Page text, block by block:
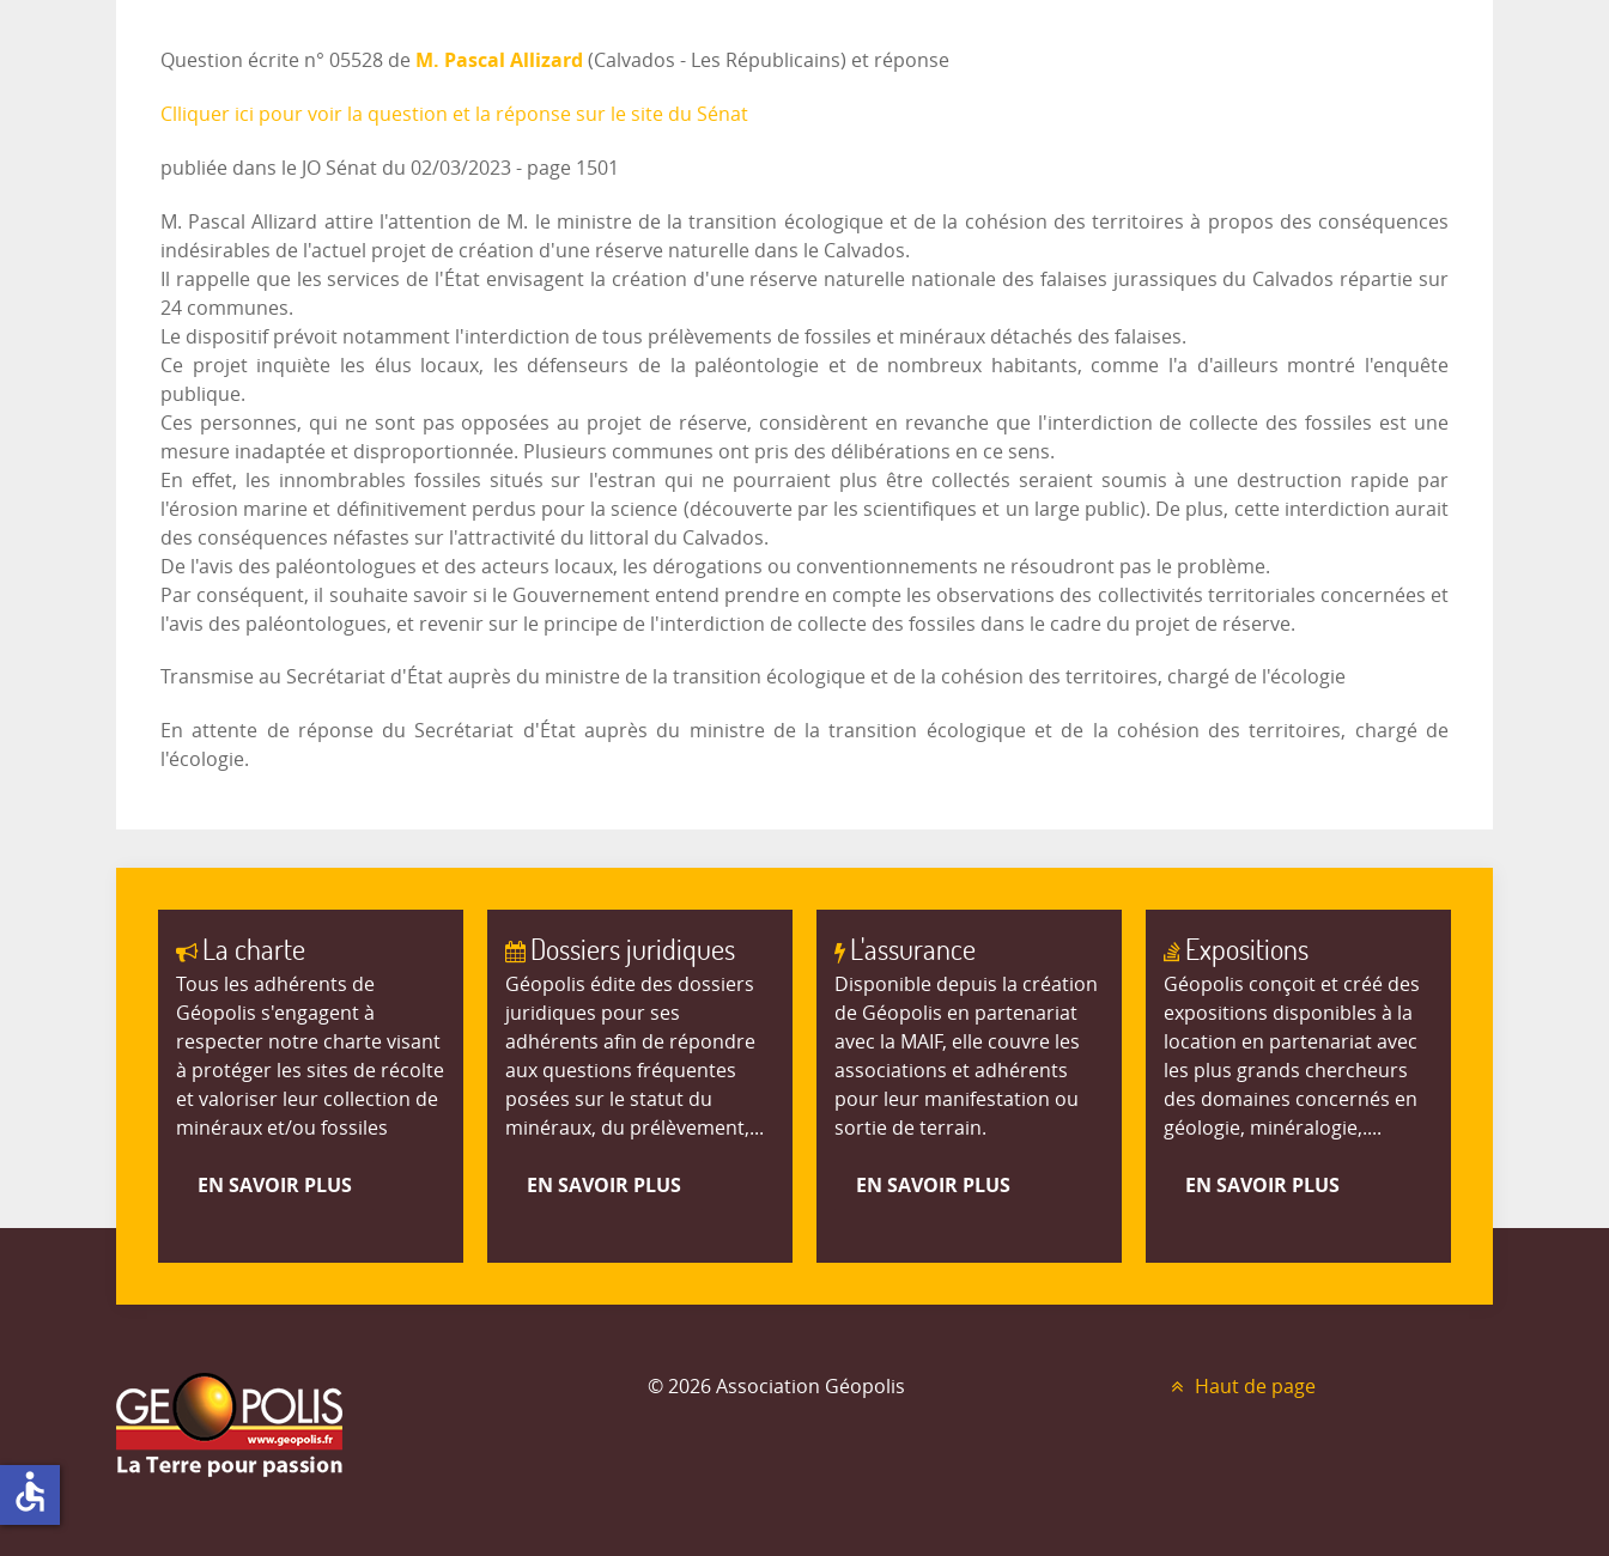
Question écrite n° 05528 de M. Pascal Allizard (Calvados - Les Républicains) et réponse
Clliquer ici pour voir la question et la réponse sur le site du Sénat
publiée dans le JO Sénat du 02/03/2023 - page 1501
M. Pascal Allizard attire l'attention de M. le ministre de la transition écologique et de la cohésion des territoires à propos des conséquences
indésirables de l'actuel projet de création d'une réserve naturelle dans le Calvados.
Il rappelle que les services de l'État envisagent la création d'une réserve naturelle nationale des falaises jurassiques du Calvados répartie sur
24 communes.
Le dispositif prévoit notamment l'interdiction de tous prélèvements de fossiles et minéraux détachés des falaises.
Ce projet inquiète les élus locaux, les défenseurs de la paléontologie et de nombreux habitants, comme l'a d'ailleurs montré l'enquête
publique.
Ces personnes, qui ne sont pas opposées au projet de réserve, considèrent en revanche que l'interdiction de collecte des fossiles est une
mesure inadaptée et disproportionnée. Plusieurs communes ont pris des délibérations en ce sens.
En effet, les innombrables fossiles situés sur l'estran qui ne pourraient plus être collectés seraient soumis à une destruction rapide par
l'érosion marine et définitivement perdus pour la science (découverte par les scientifiques et un large public). De plus, cette interdiction aurait
des conséquences néfastes sur l'attractivité du littoral du Calvados.
De l'avis des paléontologues et des acteurs locaux, les dérogations ou conventionnements ne résoudront pas le problème.
Par conséquent, il souhaite savoir si le Gouvernement entend prendre en compte les observations des collectivités territoriales concernées et
l'avis des paléontologues, et revenir sur le principe de l'interdiction de collecte des fossiles dans le cadre du projet de réserve.
Transmise au Secrétariat d'État auprès du ministre de la transition écologique et de la cohésion des territoires, chargé de l'écologie
En attente de réponse du Secrétariat d'État auprès du ministre de la transition écologique et de la cohésion des territoires, chargé de
l'écologie.
La charte
Tous les adhérents de
Géopolis s'engagent à
respecter notre charte visant
à protéger les sites de récolte
et valoriser leur collection de
minéraux et/ou fossiles
EN SAVOIR PLUS
Dossiers juridiques
Géopolis édite des dossiers
juridiques pour ses
adhérents afin de répondre
aux questions fréquentes
posées sur le statut du
minéraux, du prélèvement,...
EN SAVOIR PLUS
L'assurance
Disponible depuis la création
de Géopolis en partenariat
avec la MAIF, elle couvre les
associations et adhérents
pour leur manifestation ou
sortie de terrain.
EN SAVOIR PLUS
Expositions
Géopolis conçoit et créé des
expositions disponibles à la
location en partenariat avec
les plus grands chercheurs
des domaines concernés en
géologie, minéralogie,....
EN SAVOIR PLUS
© 2026 Association Géopolis Haut de page
accessible